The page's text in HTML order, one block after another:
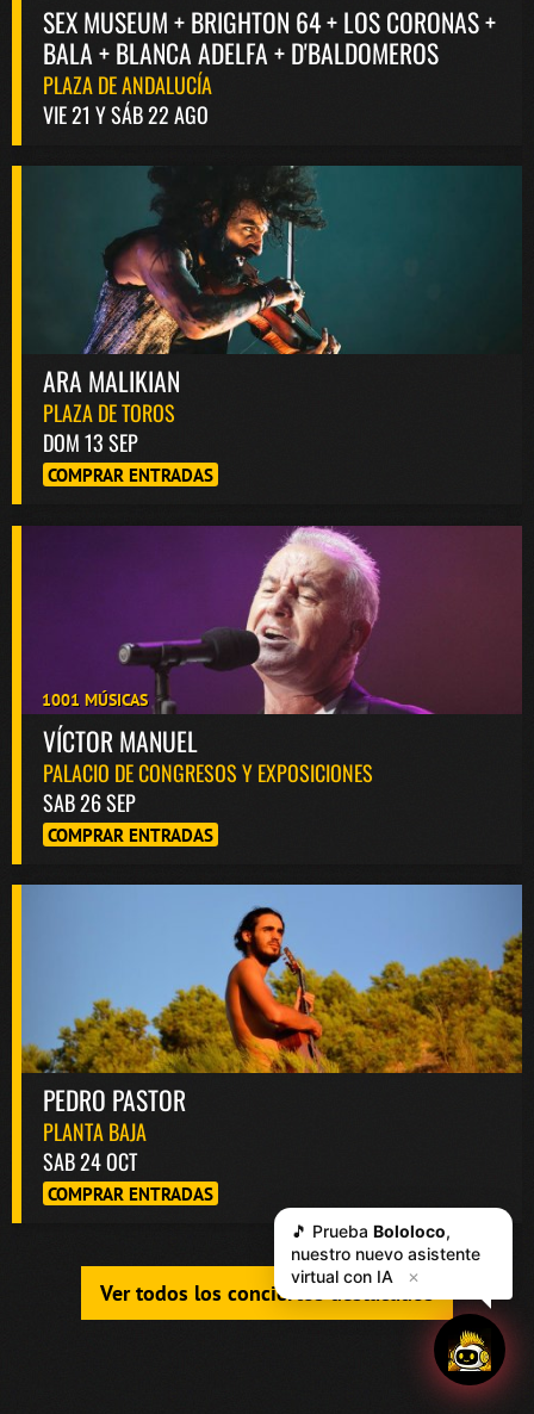
SEX MUSEUM + BRIGHTON 64 + LOS CORONAS +
BALA + BLANCA ADELFA + D'BALDOMEROS
PLAZA DE ANDALUCÍA
VIE 21 Y SÁB 22 AGO
ARA MALIKIAN
PLAZA DE TOROS
DOM 13 SEP
COMPRAR ENTRADAS
1001 MÚSICAS
VÍCTOR MANUEL
PALACIO DE CONGRESOS Y EXPOSICIONES
SAB 26 SEP
COMPRAR ENTRADAS
PEDRO PASTOR
PLANTA BAJA
SAB 24 OCT
COMPRAR ENTRADAS
Ver todos los conciertos destacados
🎵 PruebaBololoco,
nuestro nuevo asistente
virtual con IA
✕
Bololoco · conciertosengranada.es
Online · Te ayudo a encontrar conciertos